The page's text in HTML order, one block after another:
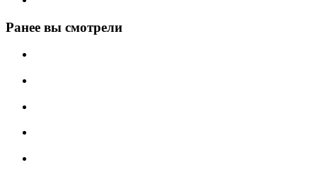
Ранее вы смотрели